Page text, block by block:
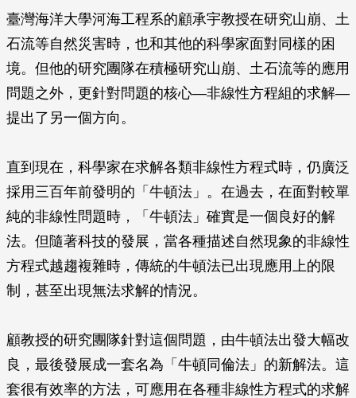
臺灣海洋大學河海工程系的顧承宇教授在研究山崩、土
石流等自然災害時，也和其他的科學家面對同樣的困
境。但他的研究團隊在積極研究山崩、土石流等的應用
問題之外，更針對問題的核心—非線性方程組的求解—
提出了另一個方向。
直到現在，科學家在求解各類非線性方程式時，仍廣泛
採用三百年前發明的「牛頓法」。在過去，在面對較單
純的非線性問題時，「牛頓法」確實是一個良好的解
法。但隨著科技的發展，當各種描述自然現象的非線性
方程式越趨複雜時，傳統的牛頓法已出現應用上的限
制，甚至出現無法求解的情況。
顧教授的研究團隊針對這個問題，由牛頓法出發大幅改
良，最後發展成一套名為「牛頓同倫法」的新解法。這
套很有效率的方法，可應用在各種非線性方程式的求解